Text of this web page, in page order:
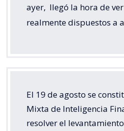
ayer, llegó la hora de
realmente dispuestos a
El 19 de agosto se
Mixta de Inteligencia
resolver el